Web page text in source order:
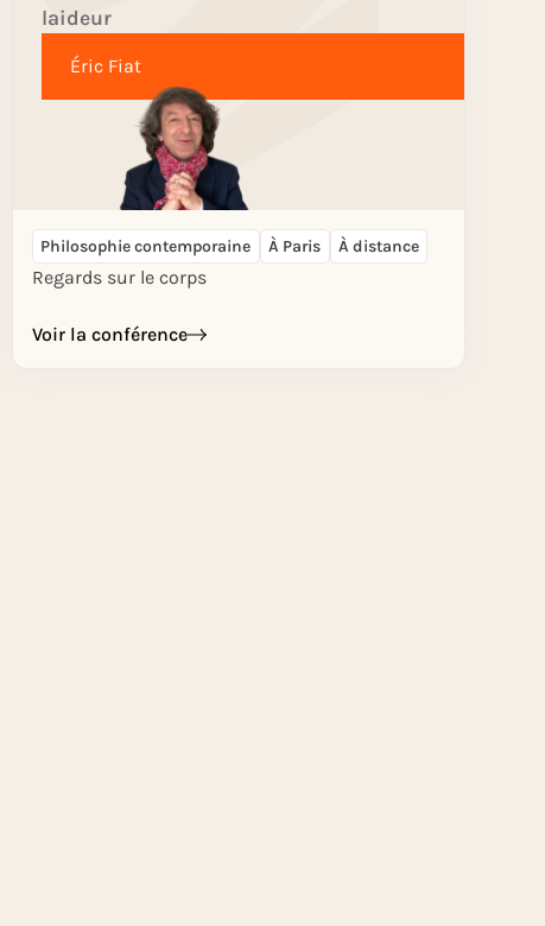
laideur
Éric Fiat
Philosophie contemporaine À Paris À distance
Regards sur le corps
Voir la conférence